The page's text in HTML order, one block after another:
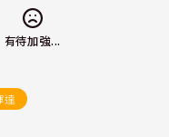
有待加強...
達